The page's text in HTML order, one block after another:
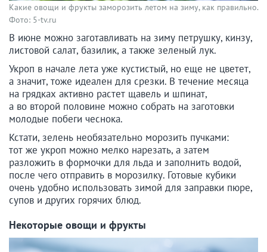
Какие овощи и фрукты заморозить летом на зиму, как правильно.
Фото: 5-tv.ru
В июне можно заготавливать на зиму петрушку, кинзу,
листовой салат, базилик, а также зеленый лук.
Укроп в начале лета уже кустистый, но еще не цветет,
а значит, тоже идеален для срезки. В течение месяца
на грядках активно растет щавель и шпинат,
а во второй половине можно собрать на заготовки
молодые побеги чеснока.
Кстати, зелень необязательно морозить пучками:
тот же укроп можно мелко нарезать, а затем
разложить в формочки для льда и заполнить водой,
после чего отправить в морозилку. Готовые кубики
очень удобно использовать зимой для заправки пюре,
супов и других горячих блюд.
Некоторые овощи и фрукты